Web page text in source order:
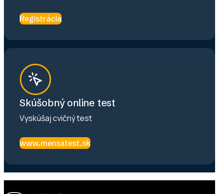
Registrácia
Skúšobný online test
Vyskúšaj cvičný test
www.mensatest.sk